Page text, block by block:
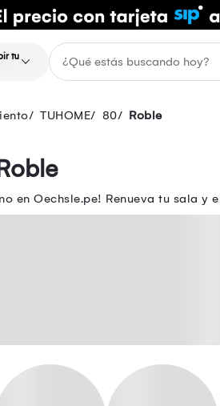
tu
TUHOME 80 Roble
en Oechsle.pe! Renueva tu sala